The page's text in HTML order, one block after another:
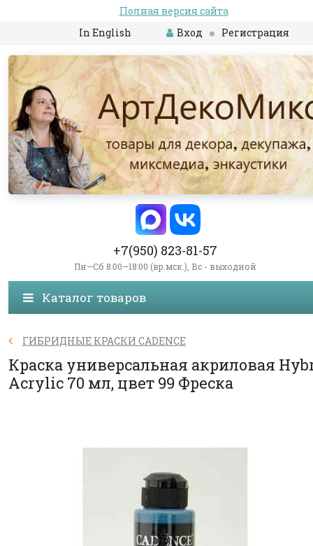
Полная версия сайта
In English
Вход Регистрация
+7(950) 823-81-57
Пн—Сб 8:00—18:00 (вр.мск.), Вс - выходной
Каталог товаров
ГИБРИДНЫЕ КРАСКИ CADENCE
Краска универсальная акриловая
Acrylic 70 мл, цвет 99 Фреска